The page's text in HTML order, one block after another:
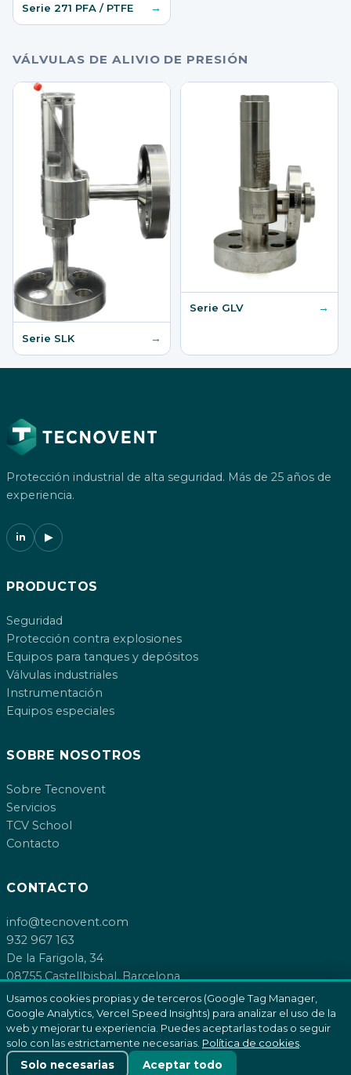
Serie 271 PFA / PTFE →
VÁLVULAS DE ALIVIO DE PRESIÓN
Serie SLK →
Serie GLV →
Protección industrial de alta seguridad. Más de 25 años de
experiencia.
in ▶
PRODUCTOS
Seguridad
Protección contra explosiones
Equipos para tanques y depósitos
Válvulas industriales
Instrumentación
Equipos especiales
SOBRE NOSOTROS
Sobre Tecnovent
Servicios
TCV School
Contacto
CONTACTO
info@tecnovent.com
932 967 163
De la Farigola, 34
08755 Castellbisbal, Barcelona
© 2026 Tecnovent SL. Todos los derechos reservados.
Política de cookies
Usamos cookies propias y de terceros (Google Tag Manager,
Google Analytics, Vercel Speed Insights) para analizar el uso de la
web y mejorar tu experiencia. Puedes aceptarlas todas o seguir
solo con las estrictamente necesarias. Política de cookies
Solo necesarias
Aceptar todo